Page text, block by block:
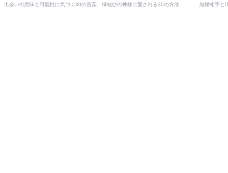
出会いの意味と可能性に気づく30の言葉 縁結びの神様に愛される30の方法 結婚相手と